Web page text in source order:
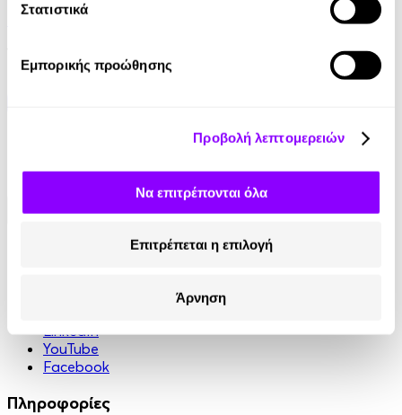
Στατιστικά
Εμπορικής προώθησης
Προβολή λεπτομερειών
Να επιτρέπονται όλα
Επιτρέπεται η επιλογή
Άρνηση
Daniel Chidiac
LinkedIn
YouTube
Facebook
Πληροφορίες